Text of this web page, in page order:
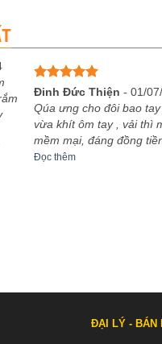
Được xếp
hạng
sao
Đinh Đức Thiện -01/
Qúa ưng cho đôi bao
vừa khít ôm tay , vải thì
mềm mại, đáng đồng
Đọc thêm
ĐẠI LÝ - BÁN